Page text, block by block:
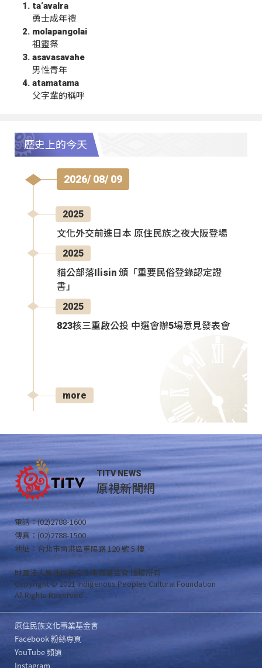
ta‘avalra
勇士成年禮
molapangolai
祖靈祭
asavasavahe
男性青年
atamatama
父字輩的稱呼
歷史上的今天
2026/ 08/ 09
2025
文化外交前進日本 原住民族之夜大阪登場
2025
貓公部落Ilisin 頒「重要民俗登錄認定證
書」
2025
823核三重啟公投 中選會辦5場意見發表會
more
TITV NEWS
原視新聞網
電話：(02)2788-1600
傳真：(02)2788-1500
地址：台北市南港區重陽路 120 號 5 樓
財團法人原住民族文化事業基金會 版權所有
Copyright © 2021 Indigenous Peoples Cultural Foundation
All Rights Reserved .
原住民族文化事業基金會
Facebook 粉絲專頁
YouTube 頻道
Instagram